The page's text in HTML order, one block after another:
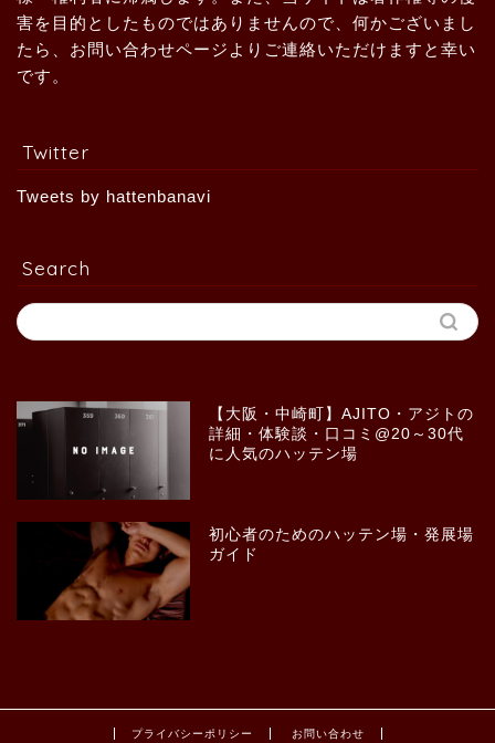
害を目的としたものではありませんので、何かございまし
たら、お問い合わせページよりご連絡いただけますと幸い
です。
Twitter
Tweets by hattenbanavi
Search
【大阪・中崎町】AJITO・アジトの
詳細・体験談・口コミ@20～30代
に人気のハッテン場
初心者のためのハッテン場・発展場
ガイド
プライバシーポリシー お問い合わせ